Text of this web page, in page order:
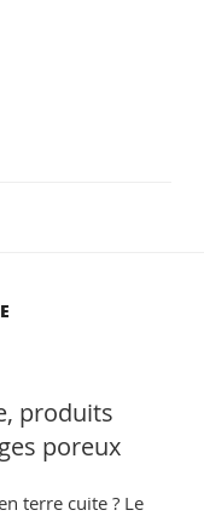
produits
poreux
terre cuite ? Le